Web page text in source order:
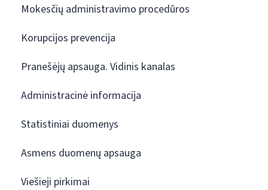
Mokesčių administravimo procedūros
Korupcijos prevencija
Pranešėjų apsauga. Vidinis kanalas
Administracinė informacija
Statistiniai duomenys
Asmens duomenų apsauga
Viešieji pirkimai